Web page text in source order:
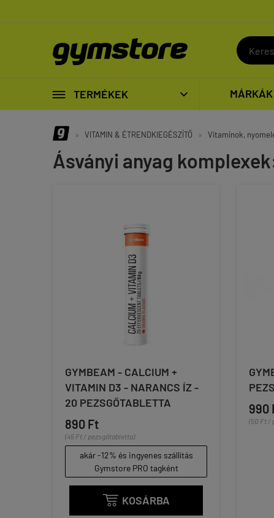
 TERMÉKEK  MÁRKÁK
» VITAMIN & ÉTRENDKIEGÉSZÍTŐ » Vitaminok,
Ásványi anyag
GYMBEAM - CALCIUM +
VITAMIN D3 - NARANCS ÍZ -
20 PEZSGŐTABLETTA
890 Ft
(45 Ft / pezsgőtabletta)
akár -12% és ingyenes szállítás
Gymstore PRO tagként
 KOSÁRBA
990
(50 Ft /